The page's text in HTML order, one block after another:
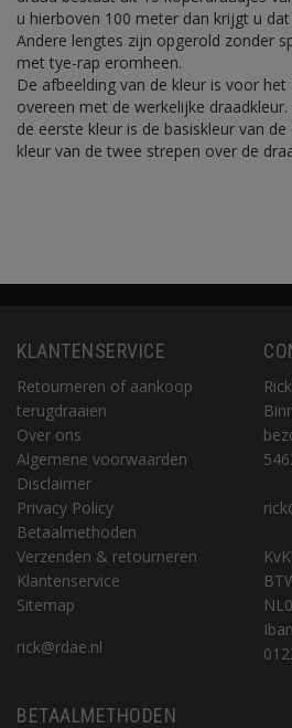
u hierboven 100 meter dan krijgt u
Andere lengtes zijn opgerold zonder
met tye-rap eromheen.
De afbeelding van de kleur is voor
overeen met de werkelijke
de eerste kleur is de basiskleur van
kleur van de twee strepen over de
KLANTENSERVICE
Retourneren of aankoop
terugdraaien
Over ons
Algemene voorwaarden
Disclaimer
Privacy Policy
Betaalmethoden
Verzenden & retourneren
Klantenservice
Sitemap
rick@rdae.nl
BETAALMETHODEN